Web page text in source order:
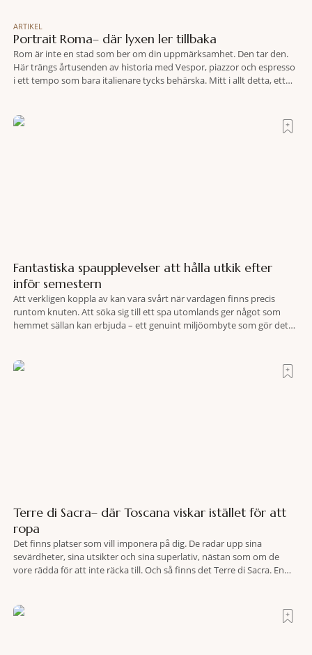
ARTIKEL
Portrait Roma– där lyxen ler tillbaka
Rom är inte en stad som ber om din uppmärksamhet. Den tar den.
Här trängs årtusenden av historia med Vespor, piazzor och espresso
i ett tempo som bara italienare tycks behärska. Mitt i allt detta, ett
Fantastiska spaupplevelser att hålla utkik efter
inför semestern
Att verkligen koppla av kan vara svårt när vardagen finns precis
runtom knuten. Att söka sig till ett spa utomlands ger något som
hemmet sällan kan erbjuda – ett genuint miljöombyte som gör det
Terre di Sacra– där Toscana viskar istället för att
ropa
Det finns platser som vill imponera på dig. De radar upp sina
sevärdheter, sina utsikter och sina superlativ, nästan som om de
vore rädda för att inte räcka till. Och så finns det Terre di Sacra. En